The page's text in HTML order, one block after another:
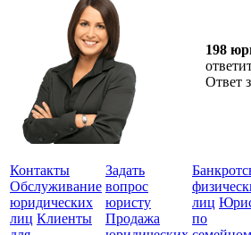
198
Ответ
Контакты
Обслуживание
юридических
лиц Клиенты
Задать
вопрос
юристу
Продажа
лиц
по